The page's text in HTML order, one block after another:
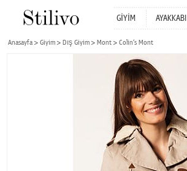
GİYİM AYAKKABI
Anasayfa Giyim Dış Giyim Mont Colin‘s Mont